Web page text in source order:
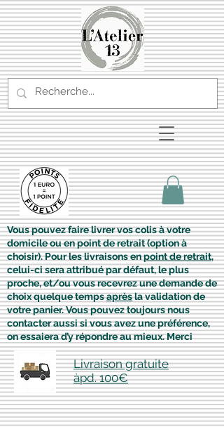
Vous pouvez faire livrer vos colis à votre
domicile ou en point de retrait (option à
choisir). Pour les livraisons enpoint de retrait,
celui-ci sera attribué par défaut, le plus
proche, et/ou vous recevrez une demande de
choix quelque tempsaprèsla validation de
votre panier. Vous pouvez toujours nous
contacter aussi si vous avez une préférence,
on essaiera d’y répondre au mieux. Merci
Livraison gratuite
àpd. 100€